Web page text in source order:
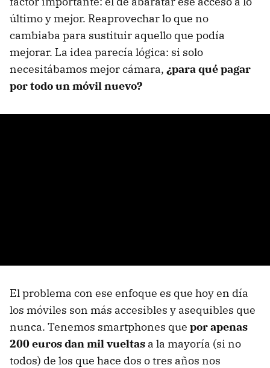
último y mejor. Reaprovechar lo que no
cambiaba para sustituir aquello que podía
mejorar. La idea parecía lógica: si solo
necesitábamos mejor cámara, ¿para qué pagar
por todo un móvil nuevo?
El problema con ese enfoque es que hoy en día
los móviles son más accesibles y asequibles que
nunca. Tenemos smartphones que por apenas
200 euros dan mil vueltas a la mayoría (si no
todos) de los que hace dos o tres años nos